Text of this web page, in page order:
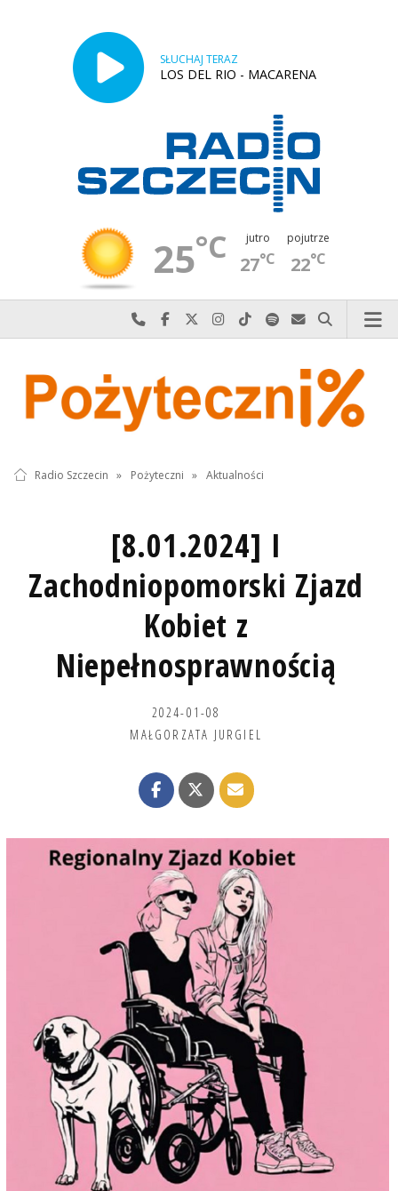
SŁUCHAJ TERAZ
LOS DEL RIO - MACARENA
25°C jutro
27°C
pojutrze
22°C
Najlepiej po prostu do nas zadzwoń
Odwiedź nas na Facebook-u
Odwiedź nas na X
Odwiedź nas na Instagram-ie
Odwiedź nas na TikTok-u
Szukaj nas na Spotify
Wyślij do nas
Szukaj
Radio Szczecin » Pożyteczni » Aktualności
[8.01.2024] I
Zachodniopomorski Zjazd
Kobiet z
Niepełnosprawnością
2024-01-08
MAŁGORZATA JURGIEL